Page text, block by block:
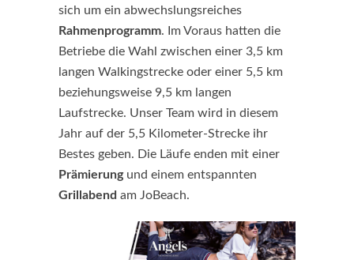
sich um ein abwechslungsreiches
Rahmenprogramm. Im Voraus hatten die
Betriebe die Wahl zwischen einer 3,5 km
langen Walkingstrecke oder einer 5,5 km
beziehungsweise 9,5 km langen
Laufstrecke. Unser Team wird in diesem
Jahr auf der 5,5 Kilometer-Strecke ihr
Bestes geben. Die Läufe enden mit einer
Prämierungund einem entspannten
Grillabend am JoBeach.